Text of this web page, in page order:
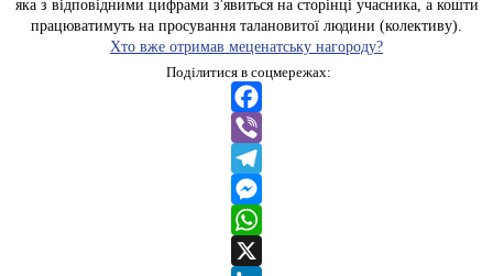
яка з відповідними цифрами з'явиться на сторінці учасника, а кошти
працюватимуть на просування талановитої людини (колективу).
Хто вже отримав меценатську нагороду?
Поділитися в соцмережах:
Facebook
Viber
Telegram
Messenger
WhatsApp